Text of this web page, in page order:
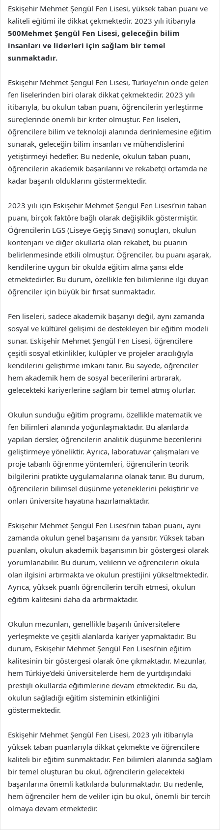
Eskişehir Mehmet Şengül Fen Lisesi, yüksek taban puanı ve
kaliteli eğitimi ile dikkat çekmektedir. 2023 yılı itibarıyla
500Mehmet Şengül Fen Lisesi, geleceğin bilim
insanları ve liderleri için sağlam bir temel
sunmaktadır.
Eskişehir Mehmet Şengül Fen Lisesi, Türkiye’nin önde gelen
fen liselerinden biri olarak dikkat çekmektedir. 2023 yılı
itibarıyla, bu okulun taban puanı, öğrencilerin yerleştirme
süreçlerinde önemli bir kriter olmuştur. Fen liseleri,
öğrencilere bilim ve teknoloji alanında derinlemesine eğitim
sunarak, geleceğin bilim insanları ve mühendislerini
yetiştirmeyi hedefler. Bu nedenle, okulun taban puanı,
öğrencilerin akademik başarılarını ve rekabetçi ortamda ne
kadar başarılı olduklarını göstermektedir.
2023 yılı için Eskişehir Mehmet Şengül Fen Lisesi’nin taban
puanı, birçok faktöre bağlı olarak değişiklik göstermiştir.
Öğrencilerin LGS (Liseye Geçiş Sınavı) sonuçları, okulun
kontenjanı ve diğer okullarla olan rekabet, bu puanın
belirlenmesinde etkili olmuştur. Öğrenciler, bu puanı aşarak,
kendilerine uygun bir okulda eğitim alma şansı elde
etmektedirler. Bu durum, özellikle fen bilimlerine ilgi duyan
öğrenciler için büyük bir fırsat sunmaktadır.
Fen liseleri, sadece akademik başarıyı değil, aynı zamanda
sosyal ve kültürel gelişimi de destekleyen bir eğitim modeli
sunar. Eskişehir Mehmet Şengül Fen Lisesi, öğrencilere
çeşitli sosyal etkinlikler, kulüpler ve projeler aracılığıyla
kendilerini geliştirme imkanı tanır. Bu sayede, öğrenciler
hem akademik hem de sosyal becerilerini artırarak,
gelecekteki kariyerlerine sağlam bir temel atmış olurlar.
Okulun sunduğu eğitim programı, özellikle matematik ve
fen bilimleri alanında yoğunlaşmaktadır. Bu alanlarda
yapılan dersler, öğrencilerin analitik düşünme becerilerini
geliştirmeye yöneliktir. Ayrıca, laboratuvar çalışmaları ve
proje tabanlı öğrenme yöntemleri, öğrencilerin teorik
bilgilerini pratikte uygulamalarına olanak tanır. Bu durum,
öğrencilerin bilimsel düşünme yeteneklerini pekiştirir ve
onları üniversite hayatına hazırlamaktadır.
Eskişehir Mehmet Şengül Fen Lisesi’nin taban puanı, aynı
zamanda okulun genel başarısını da yansıtır. Yüksek taban
puanları, okulun akademik başarısının bir göstergesi olarak
yorumlanabilir. Bu durum, velilerin ve öğrencilerin okula
olan ilgisini artırmakta ve okulun prestijini yükseltmektedir.
Ayrıca, yüksek puanlı öğrencilerin tercih etmesi, okulun
eğitim kalitesini daha da artırmaktadır.
Okulun mezunları, genellikle başarılı üniversitelere
yerleşmekte ve çeşitli alanlarda kariyer yapmaktadır. Bu
durum, Eskişehir Mehmet Şengül Fen Lisesi’nin eğitim
kalitesinin bir göstergesi olarak öne çıkmaktadır. Mezunlar,
hem Türkiye’deki üniversitelerde hem de yurtdışındaki
prestijli okullarda eğitimlerine devam etmektedir. Bu da,
okulun sağladığı eğitim sisteminin etkinliğini
göstermektedir.
Eskişehir Mehmet Şengül Fen Lisesi, 2023 yılı itibarıyla
yüksek taban puanlarıyla dikkat çekmekte ve öğrencilere
kaliteli bir eğitim sunmaktadır. Fen bilimleri alanında sağlam
bir temel oluşturan bu okul, öğrencilerin gelecekteki
başarılarına önemli katkılarda bulunmaktadır. Bu nedenle,
hem öğrenciler hem de veliler için bu okul, önemli bir tercih
olmaya devam etmektedir.